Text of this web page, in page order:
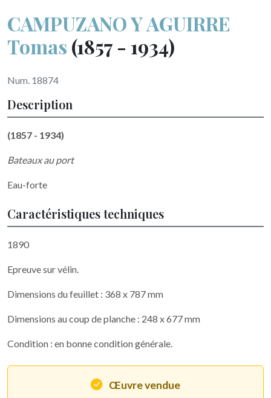
CAMPUZANO Y AGUIRRE
Tomas (1857 - 1934)
Num. 18874
Description
(1857 - 1934)
Bateaux au port
Eau-forte
Caractéristiques techniques
1890
Epreuve sur vélin.
Dimensions du feuillet : 368 x 787 mm
Dimensions au coup de planche : 248 x 677 mm
Condition : en bonne condition générale.
Œuvre vendue